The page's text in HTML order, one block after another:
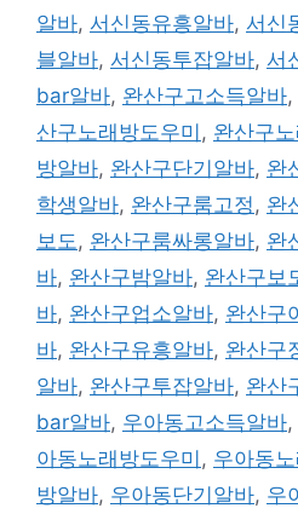
알바, 서신동유흥알바, 서신
블알바, 서신동투잡알바, 서
bar알바, 완산구고소득알바,
산구노래방도우미 , 완산구
방알바, 완산구단기알바, 완
학생알바, 완산구룸고정 , 완
보도 , 완산구룸싸롱알바, 완
바, 완산구밤알바, 완산구보
바, 완산구업소알바, 완산구
바, 완산구유흥알바, 완산구
알바, 완산구투잡알바, 완산
bar알바, 우아동고소득알바,
아동노래방도우미 , 우아동
방알바, 우아동단기알바, 우